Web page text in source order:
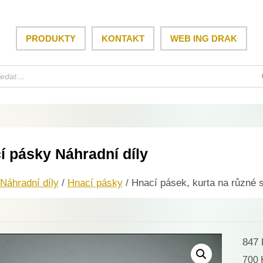
PRODUKTY KONTAKT WEB ING DRAK
pásky Náhradní díly
Náhradní díly/ Hnací pásky/ Hnací pásek, kurta na různé
847
700